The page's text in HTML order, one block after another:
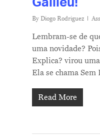
By Diogo Rodriguez
Lembram-se de
uma novidade?
Explica? virou
Ela se chama
Read More